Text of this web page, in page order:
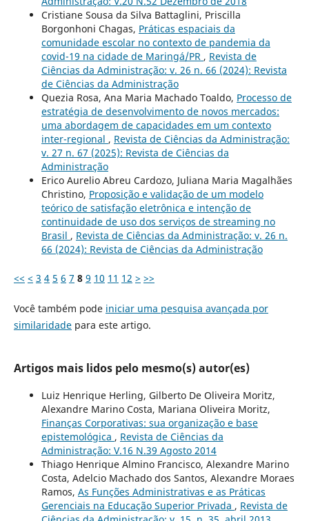
Cristiane Sousa da Silva Battaglini, Priscilla
Borgonhoni Chagas, Práticas espaciais da
comunidade escolar no contexto de pandemia da
covid-19 na cidade de Maringá/PR , Revista de
Ciências da Administração: v. 26 n. 66 (2024): Revista
de Ciências da Administração
Quezia Rosa, Ana Maria Machado Toaldo, Processo de
estratégia de desenvolvimento de novos mercados:
uma abordagem de capacidades em um contexto
inter-regional , Revista de Ciências da Administração:
v. 27 n. 67 (2025): Revista de Ciências da
Administração
Erico Aurelio Abreu Cardozo, Juliana Maria Magalhães
Christino, Proposição e validação de um modelo
teórico de satisfação eletrônica e intenção de
continuidade de uso dos serviços de streaming no
Brasil , Revista de Ciências da Administração: v. 26 n.
66 (2024): Revista de Ciências da Administração
<< < 3 4 5 6 7 8 9 10 11 12 > >>
Você também pode iniciar uma pesquisa avançada por
similaridadepara este artigo.
Artigos mais lidos pelo mesmo(s) autor(es)
Luiz Henrique Herling, Gilberto De Oliveira Moritz,
Alexandre Marino Costa, Mariana Oliveira Moritz,
Finanças Corporativas: sua organização e base
epistemológica , Revista de Ciências da
Administração: V.16 N.39 Agosto 2014
Thiago Henrique Almino Francisco, Alexandre Marino
Costa, Adelcio Machado dos Santos, Alexandre Moraes
Ramos, As Funções Administrativas e as Práticas
Gerenciais na Educação Superior Privada , Revista de